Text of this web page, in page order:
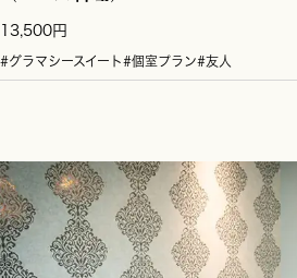
13,500円
#グラマシースイート#個室プラン#友人